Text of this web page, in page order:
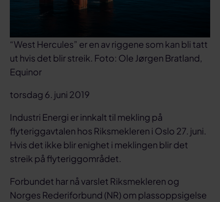
“West Hercules” er en av riggene som kan bli tatt
ut hvis det blir streik. Foto: Ole Jørgen Bratland,
Equinor
torsdag 6. juni 2019
Industri Energi er innkalt til mekling på
flyteriggavtalen hos Riksmekleren i Oslo 27. juni.
Hvis det ikke blir enighet i meklingen blir det
streik på flyteriggområdet.
Forbundet har nå varslet Riksmekleren og
Norges Rederiforbund (NR) om plassoppsigelse